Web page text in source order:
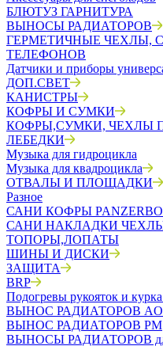
БЛЮТУЗ ГАРНИТУРА
ВЫНОСЫ РАДИАТОРОВ
ГЕРМЕТИЧНЫЕ ЧЕХЛЫ,
ТЕЛЕФОНОВ
Датчики и приборы
ДОП.СВЕТ
КАНИСТРЫ
КОФРЫ И СУМКИ
КОФРЫ,СУМКИ, ЧЕХЛЫ
ЛЕБЕДКИ
Музыка для гидроцикла
Музыка для квадроцикла
ОТВАЛЫ И ПЛОЩАДКИ
Разное
САНИ КОФРЫ
САНИ НАКЛАДКИ ЧЕХЛЫ
ТОПОРЫ,ЛОПАТЫ
ШИНЫ И ДИСКИ
ЗАЩИТА
BRP
Подогревы рукояток и
ВЫНОС РАДИАТОРОВ
ВЫНОС РАДИАТОРОВ РМ
ВЫНОСЫ РАДИАТОРОВ для